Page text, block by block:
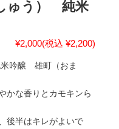
ゅう） 純米
¥2,000(税込 ¥2,200)
米吟醸 雄町（おま
かな香りとカモキンら
後半はキレがよいで